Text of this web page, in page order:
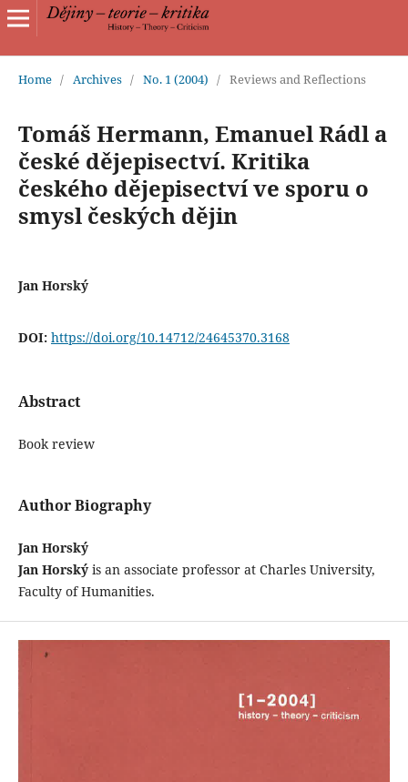
Home / Archives / No. 1 (2004) / Reviews and Reflections
Tomáš Hermann, Emanuel Rádl a
české dějepisectví. Kritika
českého dějepisectví ve sporu o
smysl českých dějin
Jan Horský
DOI: https://doi.org/10.14712/24645370.3168
Abstract
Book review
Author Biography
Jan Horský
Jan Horskýis an associate professor at Charles University,
Faculty of Humanities.